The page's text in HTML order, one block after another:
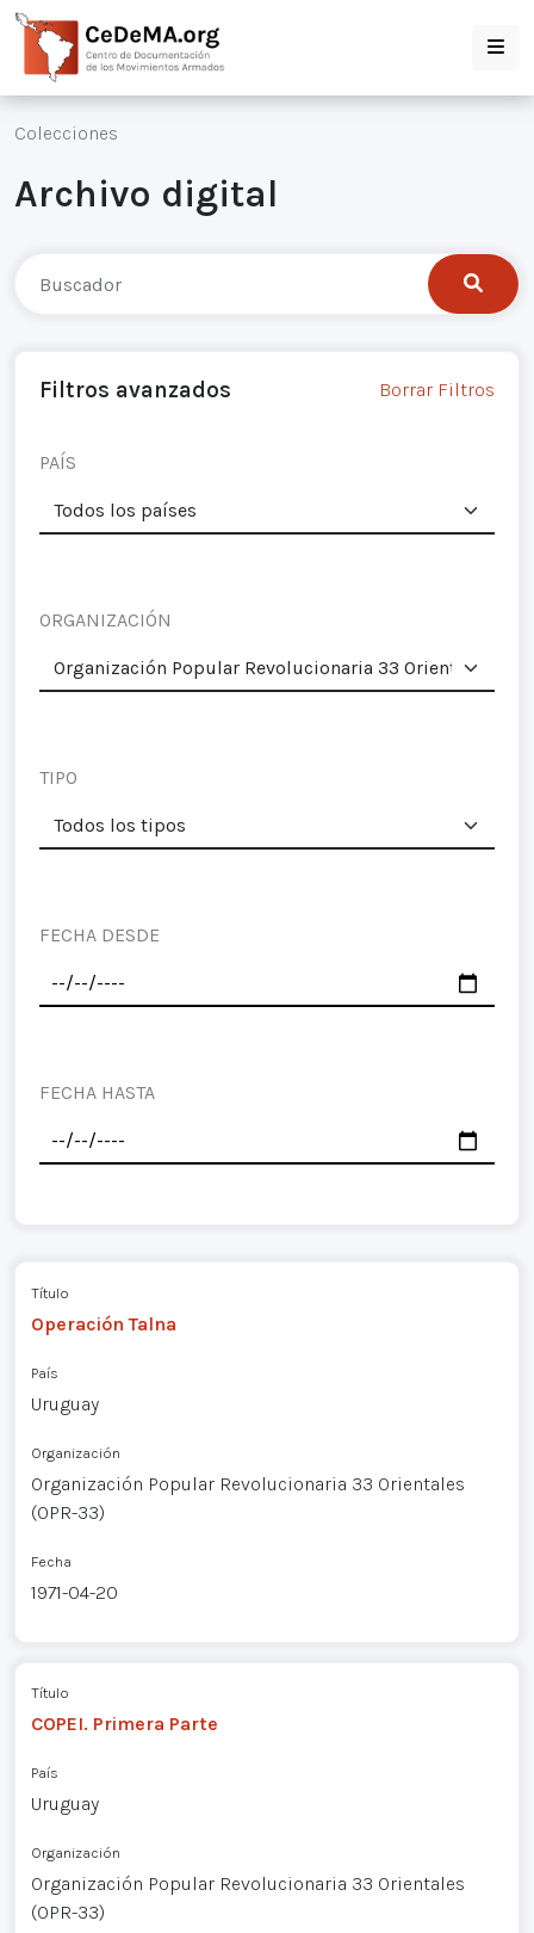
Colecciones
Archivo digital
Filtros avanzados Borrar Filtros
PAÍS
ORGANIZACIÓN
TIPO
FECHA DESDE
FECHA HASTA
Título
Operación Talna
País
Uruguay
Organización
Organización Popular Revolucionaria 33 Orientales
(OPR-33)
Fecha
1971-04-20
Título
COPEI. Primera Parte
País
Uruguay
Organización
Organización Popular Revolucionaria 33 Orientales
(OPR-33)